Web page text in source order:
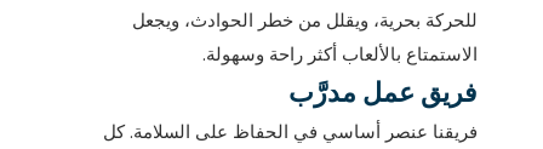
للحركة بحرية، ويقلل من خطر الحوادث، ويجعل
الاستمتاع بالألعاب أكثر راحة وسهولة.
فريق عمل مدرَّب
فريقنا عنصر أساسي في الحفاظ على السلامة. كل